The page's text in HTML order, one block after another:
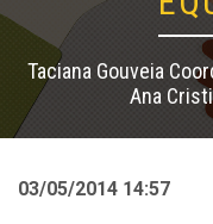
Taciana Gouveia
Ana
03/05/2014 14:57